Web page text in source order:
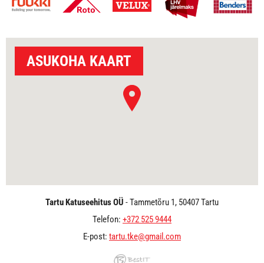
ASUKOHA KAART
Tartu Katuseehitus OÜ - Tammetõru 1, 50407 Tartu
Telefon: +372 525 9444
E-post: tartu.tke@gmail.com